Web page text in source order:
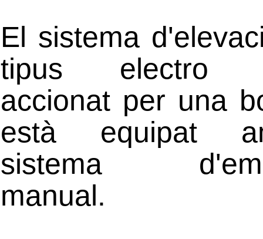
El sistema
tipus electro
accionat per una
està equipat
sistema
manual.